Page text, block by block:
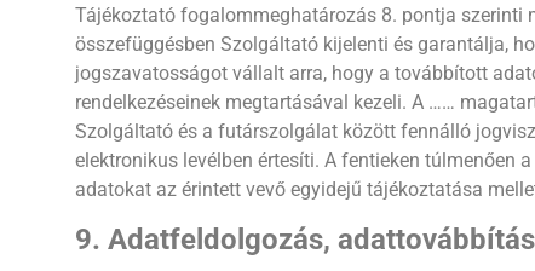
Tájékoztató fogalommeghatározás 8. pontja szerinti
összefüggésben Szolgáltató kijelenti és garantálja,
jogszavatosságot vállalt arra, hogy a továbbított
rendelkezéseinek megtartásával kezeli. A ……
Szolgáltató és a futárszolgálat között fennálló
elektronikus levélben értesíti. A fentieken túlmenően
adatokat az érintett vevő egyidejű tájékoztatása
9. Adatfeldolgozás, adattovábbítás